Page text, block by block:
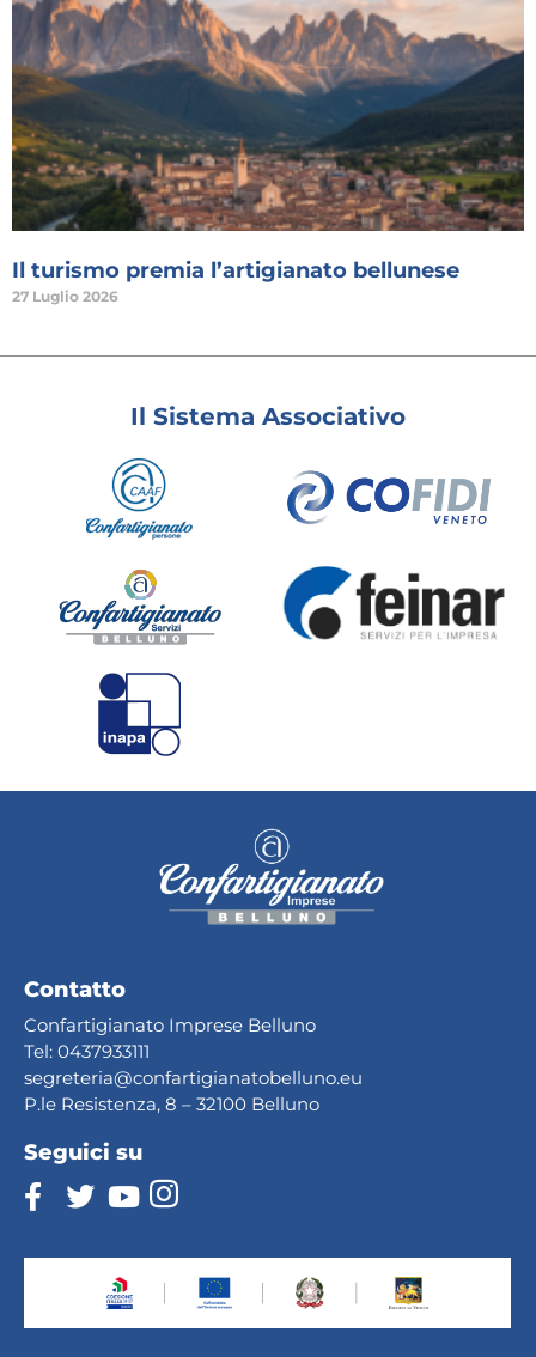
Il turismo premia l’artigianato bellunese
27 Luglio 2026
Il Sistema Associativo
Contatto
Confartigianato Imprese Belluno
Tel: 0437933111
segreteria@confartigianatobelluno.eu
P.le Resistenza, 8 – 32100 Belluno
Seguici su